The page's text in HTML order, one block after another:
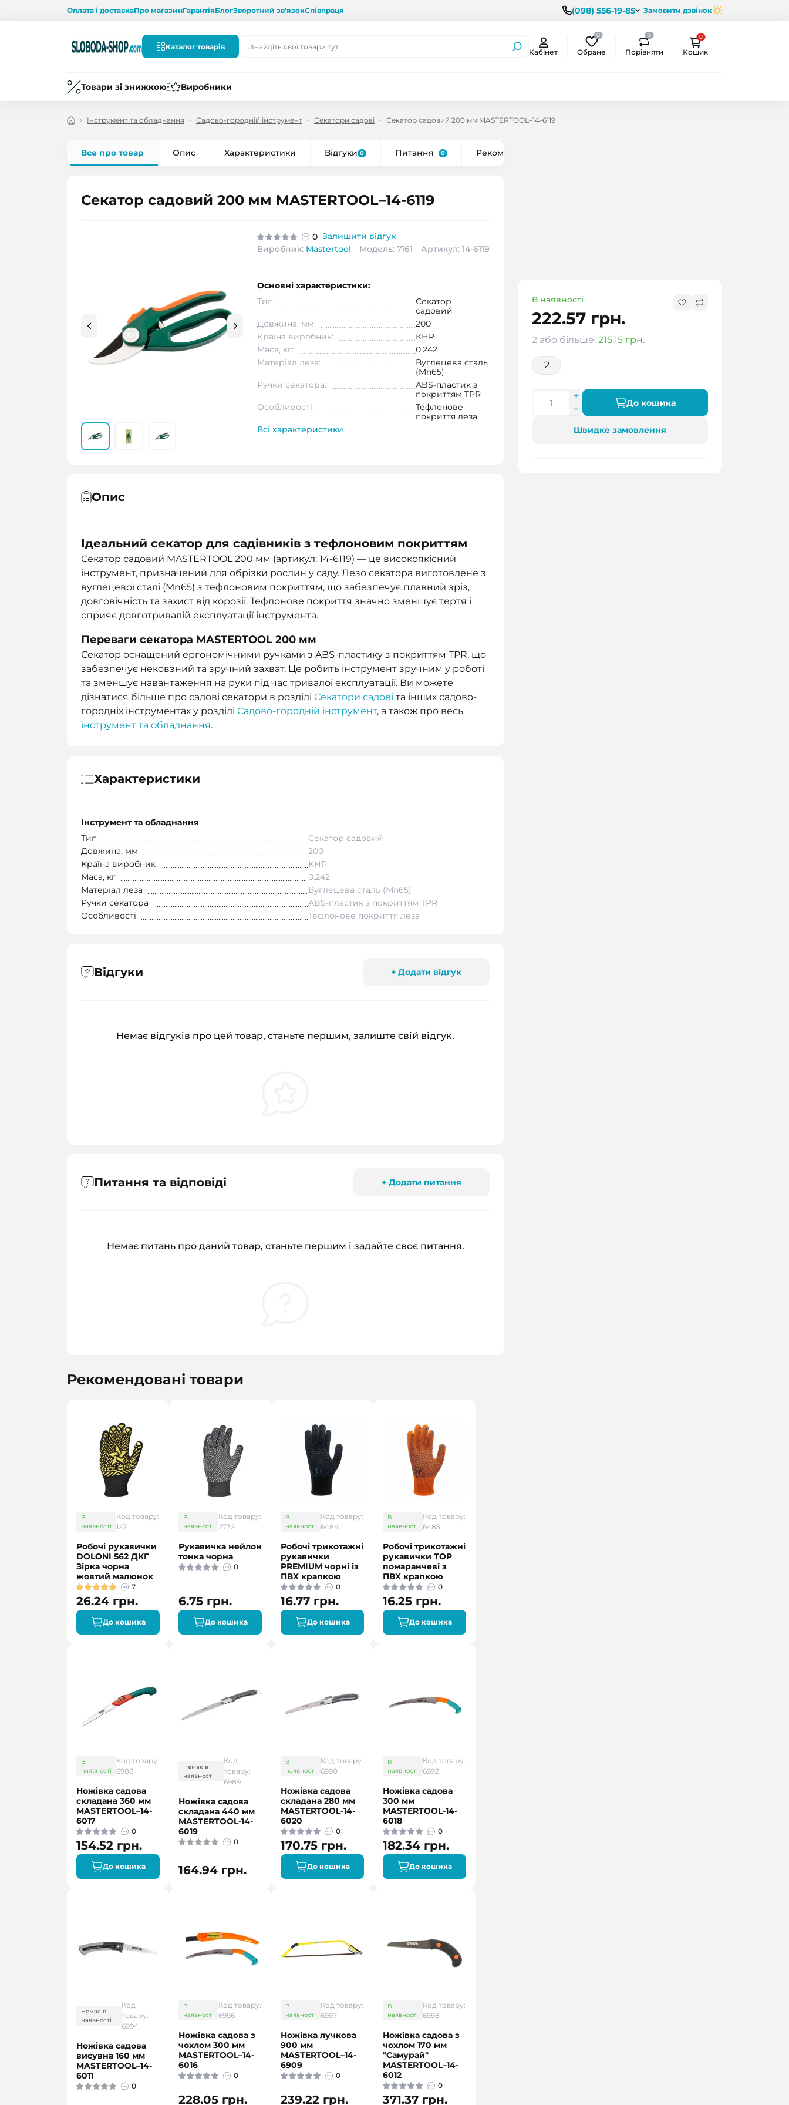
Оплата і доставкаПро магазинГарантіяБлогЗворотний зв’язокСпівпраця (098) 556-19-85 Замовити дзвінок
Каталог товарів
Кабінет
0
Обране
0
Порівняти
0
Кошик
Товари зі знижкою Виробники
Інструмент та обладнання Садово-городній інструмент Секатори садові Секатор садовий 200 мм MASTERTOOL–14-6119
Все про товар Опис Характеристики Відгуки 0 Питання 0 Рекомендуємо
Секатор садовий 200 мм MASTERTOOL–14-6119
0 Залишити відгук
Виробник: Mastertool Модель: 7161 Артикул: 14-6119
В наявності
222.57 грн.
2 або більше: 215.15 грн.
2
До кошика
Швидке замовлення
Основні характеристики:
Тип:
Секатор
садовий
Довжина, мм:
200
Країна виробник:
КНР
Маса, кг:
0.242
Матеріал леза:
Вуглецева сталь
(Mn65)
Ручки секатора:
ABS-пластик з
покриттям TPR
Особливості:
Тефлонове
покриття леза
Всі характеристики
Опис
Ідеальний секатор для садівників з тефлоновим покриттям
Секатор садовий MASTERTOOL 200 мм (артикул: 14-6119) — це високоякісний
інструмент, призначений для обрізки рослин у саду. Лезо секатора виготовлене з
вуглецевої сталі (Mn65) з тефлоновим покриттям, що забезпечує плавний зріз,
довговічність та захист від корозії. Тефлонове покриття значно зменшує тертя і
сприяє довготривалій експлуатації інструмента.
Переваги секатора MASTERTOOL 200 мм
Секатор оснащений ергономічними ручками з ABS-пластику з покриттям TPR, що
забезпечує нековзний та зручний захват. Це робить інструмент зручним у роботі
та зменшує навантаження на руки під час тривалої експлуатації. Ви можете
дізнатися більше про садові секатори в розділі Секатори садові та інших садово-
городніх інструментах у розділі Садово-городній інструмент, а також про весь
інструмент та обладнання.
Характеристики
Інструмент та обладнання
Тип
Секатор садовий
Довжина, мм
200
Країна виробник
КНР
Маса, кг
0.242
Матеріал леза
Вуглецева сталь (Mn65)
Ручки секатора
ABS-пластик з покриттям TPR
Особливості
Тефлонове покриття леза
Відгуки + Додати відгук
Немає відгуків про цей товар, станьте першим, залиште свій відгук.
Питання та відповіді + Додати питання
Немає питань про даний товар, станьте першим і задайте своє питання.
Рекомендовані товари
В
наявності
Код товару:
127
Робочі рукавички
DOLONI 562 ДКГ
Зірка чорна
жовтий малюнок
7
26.24 грн.
До кошика
В
наявності
Код товару:
2732
Рукавичка нейлон
тонка чорна
0
6.75 грн.
До кошика
В
наявності
Код товару:
6484
Робочі трикотажні
рукавички
PREMIUM чорні із
ПВХ крапкою
0
16.77 грн.
До кошика
В
наявності
Код товару:
6485
Робочі трикотажні
рукавички TOP
помаранчеві з
ПВХ крапкою
0
16.25 грн.
До кошика
В
наявності
Код товару:
6988
Ножівка садова
складана 360 мм
MASTERTOOL–14-
6017
0
154.52 грн.
До кошика
Немає в
наявності
Код
товару:
6989
Ножівка садова
складана 440 мм
MASTERTOOL-14-
6019
0
164.94 грн.
В
наявності
Код товару:
6990
Ножівка садова
складана 280 мм
MASTERTOOL-14-
6020
0
170.75 грн.
До кошика
В
наявності
Код товару:
6992
Ножівка садова
300 мм
MASTERTOOL-14-
6018
0
182.34 грн.
До кошика
Немає в
наявності
Код
товару:
6994
Ножівка садова
висувна 160 мм
MASTERTOOL–14-
6011
0
В
наявності
Код товару:
6996
Ножівка садова з
чохлом 300 мм
MASTERTOOL–14-
6016
0
228.05 грн.
В
наявності
Код товару:
6997
Ножівка лучкова
900 мм
MASTERTOOL–14-
6909
0
239.22 грн.
В
наявності
Код товару:
6998
Ножівка садова з
чохлом 170 мм
"Самурай"
MASTERTOOL–14-
6012
0
371.37 грн.